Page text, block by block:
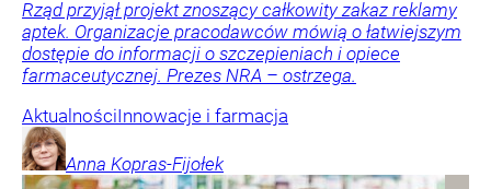
Rząd przyjął projekt znoszący całkowity zakaz reklamy
aptek. Organizacje pracodawców mówią o łatwiejszym
dostępie do informacji o szczepieniach i opiece
farmaceutycznej. Prezes NRA – ostrzega.
AktualnościInnowacje i farmacja
Anna Kopras-Fijołek